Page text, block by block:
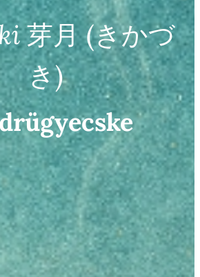
芽月 (きかづ
き)